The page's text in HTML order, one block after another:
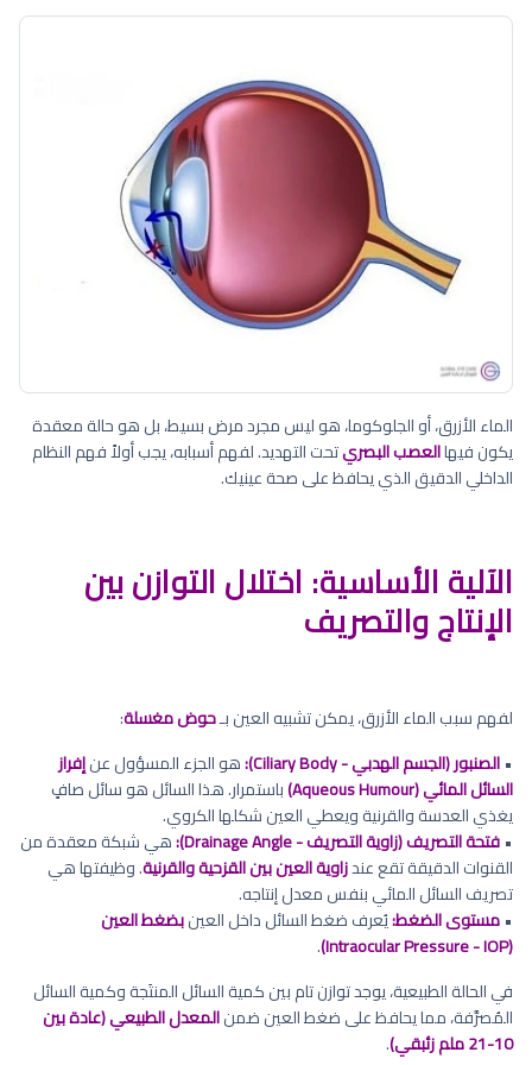
الماء الأزرق، أو الجلوكوما، هو ليس مجرد مرض بسيط، بل هو حالة معقدة
يكون فيهاالعصب البصريتحت التهديد. لفهم أسبابه، يجب أولاً فهم النظام
الداخلي الدقيق الذي يحافظ على صحة عينيك.
الآلية الأساسية: اختلال التوازن بين
الإنتاج والتصريف
لفهم سبب الماء الأزرق، يمكن تشبيه العين بـحوض مغسلة:
•الصنبور (الجسم الهدبي - Ciliary Body): هو الجزء المسؤول عنإفراز
السائل المائي (Aqueous Humour)
باستمرار. هذا السائل هو سائل صافٍ
يغذي العدسة والقرنية ويعطي العين شكلها الكروي.
•فتحة التصريف (زاوية التصريف - Drainage Angle):
هي شبكة معقدة من
القنوات الدقيقة تقع عندزاوية العين بين القزحية والقرنية. وظيفتها هي
تصريف السائل المائي بنفس معدل إنتاجه.
•مستوى الضغط:يُعرف ضغط السائل داخل العينبضغط العين
(Intraocular Pressure - IOP)
.
في الحالة الطبيعية، يوجد توازن تام بين كمية السائل المنتَجة وكمية السائل
المُصرَّفة، مما يحافظ على ضغط العين ضمنالمعدل الطبيعي (عادة بين
10-21 ملم زئبقي)
.